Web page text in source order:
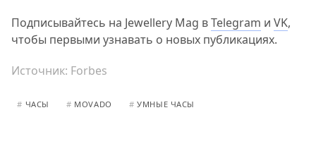
Подписывайтесь на Jewellery Mag вTelegram и VK,
чтобы первыми узнавать о новых публикациях.
Источник: Forbes
# ЧАСЫ # MOVADO # УМНЫЕ ЧАСЫ